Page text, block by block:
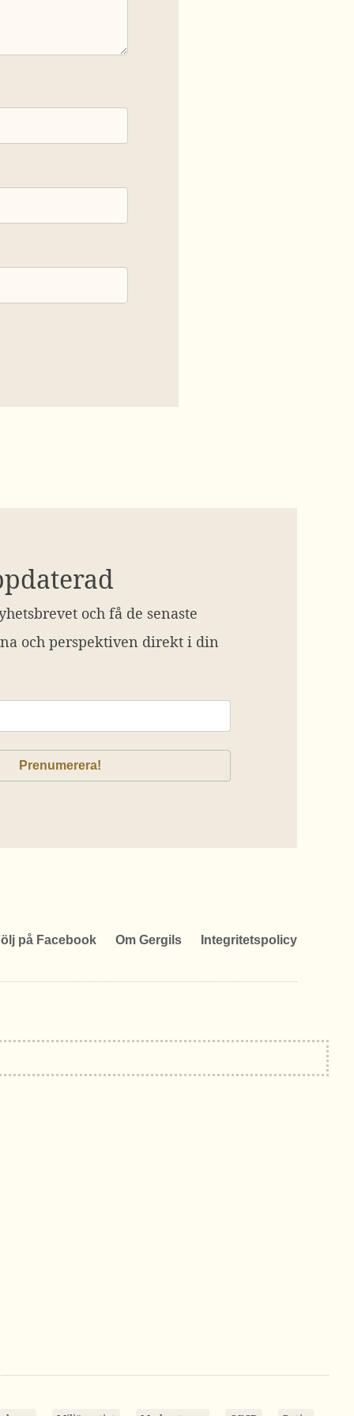
och få de senaste
och perspektiven direkt i din
på Facebook Om Gergils Integritetspolicy